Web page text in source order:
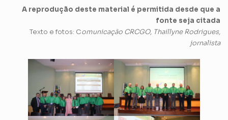
A reprodução deste material é permitida desde que a
fonte seja citada
Texto e fotos: Comunicação CRCGO, Thaillyne Rodrigues,
jornalista